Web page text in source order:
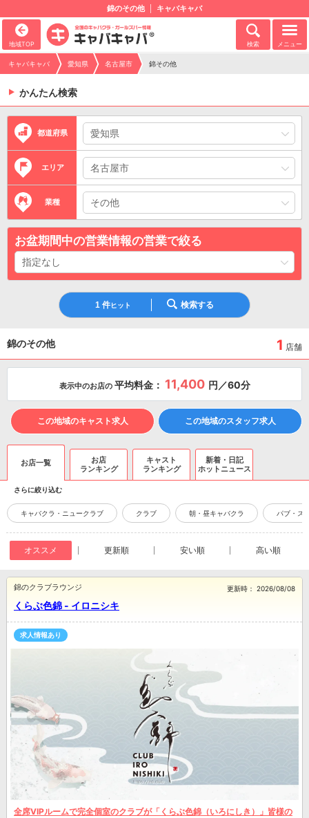
錦のその他 キャバキャバ
地域TOP 検索 メニュー
キャバキャバ 愛知県 名古屋市 錦その他
かんたん検索
都道府県
エリア
業種
お盆期間中の営業情報の営業で絞る
1 件ヒット 検索する
錦のその他 1 店舗
表示中のお店の 平均料金： 11,400 円／60分
この地域のキャスト求人 この地域のスタッフ求人
お店一覧
お店
ランキング
キャスト
ランキング
新着・日記
ホットニュース
さらに絞り込む
キャバクラ・ニュークラブ クラブ 朝・昼キャバクラ パブ・ス
オススメ 更新順 安い順 高い順
くらぶ色錦 - イロニシキ
錦のクラブラウンジ 更新時： 2026/08/08
求人情報あり
全席VIPルームで完全個室のクラブが「くらぶ色錦（いろにしき）」皆様の